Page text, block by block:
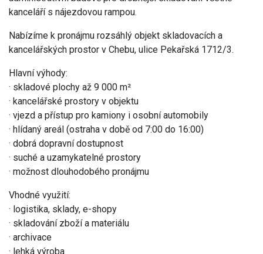
kanceláří s nájezdovou rampou.
Nabízíme k pronájmu rozsáhlý objekt skladovacích a
kancelářských prostor v Chebu, ulice Pekařská 1712/3.
Hlavní výhody:
· skladové plochy až 9 000 m²
· kancelářské prostory v objektu
· vjezd a přístup pro kamiony i osobní automobily
· hlídaný areál (ostraha v době od 7:00 do 16:00)
· dobrá dopravní dostupnost
· suché a uzamykatelné prostory
· možnost dlouhodobého pronájmu
Vhodné využití:
· logistika, sklady, e-shopy
· skladování zboží a materiálu
· archivace
· lehká výroba